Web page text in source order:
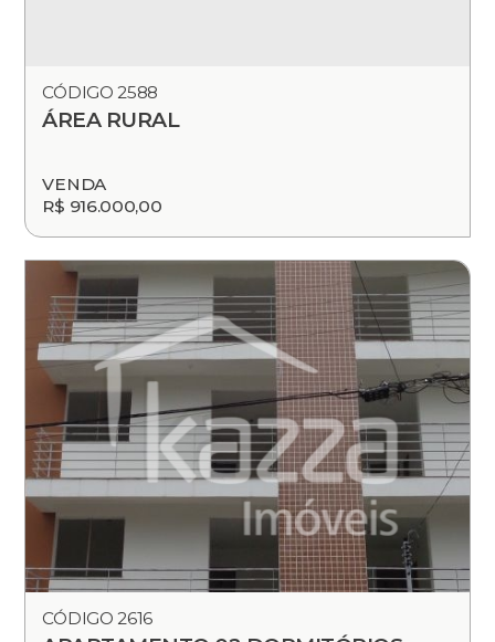
CÓDIGO 2588
ÁREA RURAL
VENDA
R$ 916.000,00
CÓDIGO 2616